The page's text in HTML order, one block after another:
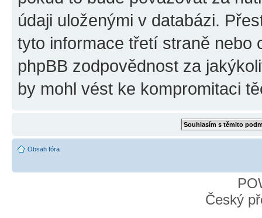
údaji uloženými v databázi.
tyto informace třetí straně nebo
phpBB zodpovědnost za
by mohl vést ke kompromitaci
Obsah fóra
Český